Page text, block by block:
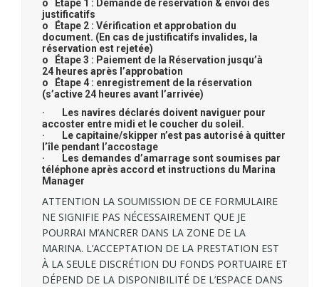
o Étape 1 : Demande de réservation & envoi des
justificatifs
o Étape 2 : Vérification et approbation du
document. (En cas de justificatifs invalides, la
réservation est rejetée)
o Étape 3 : Paiement de la Réservation jusqu’à
24 heures après l’approbation
o Étape 4 : enregistrement de la réservation
(s’active 24 heures avant l’arrivée)
· Les navires déclarés doivent naviguer pour
accoster entre midi et le coucher du soleil.
· Le capitaine/skipper n’est pas autorisé à quitter
l’île pendant l’accostage
· Les demandes d’amarrage sont soumises par
téléphone après accord et instructions du Marina
Manager
ATTENTION LA SOUMISSION DE CE FORMULAIRE
NE SIGNIFIE PAS NÉCESSAIREMENT QUE JE
POURRAI M’ANCRER DANS LA ZONE DE LA
MARINA. L’ACCEPTATION DE LA PRESTATION EST
À LA SEULE DISCRÉTION DU FONDS PORTUAIRE ET
DÉPEND DE LA DISPONIBILITÉ DE L’ESPACE DANS